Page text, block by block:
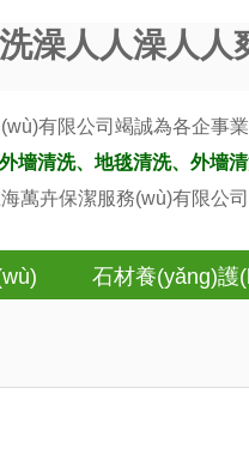
澡人人澡人
有限公司竭誠為各企事業
外墻清洗、地毯清洗
海萬卉保潔服務(wù)有限公
石材養(yǎng)護